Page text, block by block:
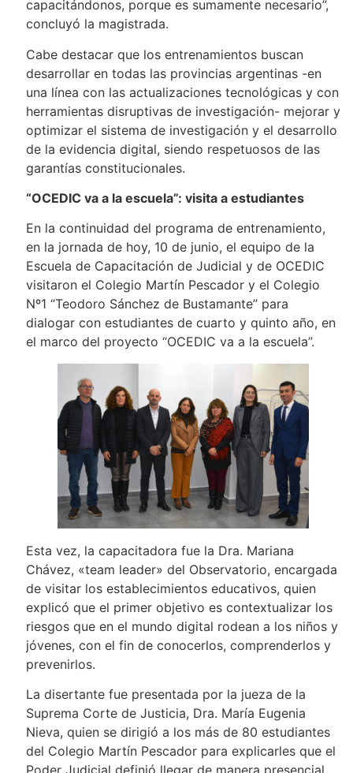
capacitándonos, porque es sumamente necesario”,
concluyó la magistrada.
Cabe destacar que los entrenamientos buscan
desarrollar en todas las provincias argentinas -en
una línea con las actualizaciones tecnológicas y con
herramientas disruptivas de investigación- mejorar y
optimizar el sistema de investigación y el desarrollo
de la evidencia digital, siendo respetuosos de las
garantías constitucionales.
“OCEDIC va a la escuela”: visita a estudiantes
En la continuidad del programa de entrenamiento,
en la jornada de hoy, 10 de junio, el equipo de la
Escuela de Capacitación de Judicial y de OCEDIC
visitaron el Colegio Martín Pescador y el Colegio
Nº1 “Teodoro Sánchez de Bustamante” para
dialogar con estudiantes de cuarto y quinto año, en
el marco del proyecto “OCEDIC va a la escuela”.
Esta vez, la capacitadora fue la Dra. Mariana
Chávez, «team leader» del Observatorio, encargada
de visitar los establecimientos educativos, quien
explicó que el primer objetivo es contextualizar los
riesgos que en el mundo digital rodean a los niños y
jóvenes, con el fin de conocerlos, comprenderlos y
prevenirlos.
La disertante fue presentada por la jueza de la
Suprema Corte de Justicia, Dra. María Eugenia
Nieva, quien se dirigió a los más de 80 estudiantes
del Colegio Martín Pescador para explicarles que el